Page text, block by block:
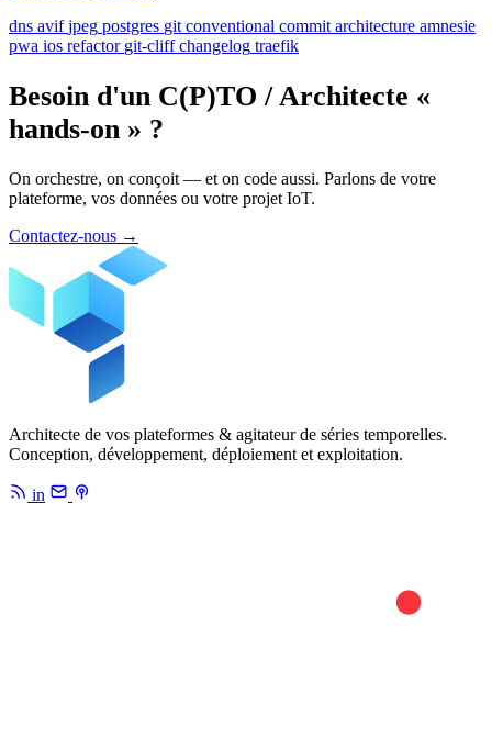
dns avif jpeg postgres git conventional commit architecture amnesie
pwa ios refactor git-cliff changelog traefik
Besoin d'un C(P)TO / Architecte «
hands-on » ?
On orchestre, on conçoit — et on code aussi. Parlons de votre
plateforme, vos données ou votre projet IoT.
Contactez-nous →
Architecte de vos plateformes & agitateur de séries temporelles.
Conception, développement, déploiement et exploitation.
in